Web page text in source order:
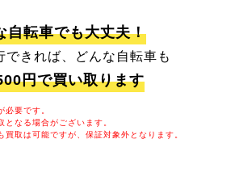
自転車でも大丈夫！
できれば、どんな自転車も
円で買い取ります
要です。
なる場合がございます。
取は可能ですが、保証対象外となります。